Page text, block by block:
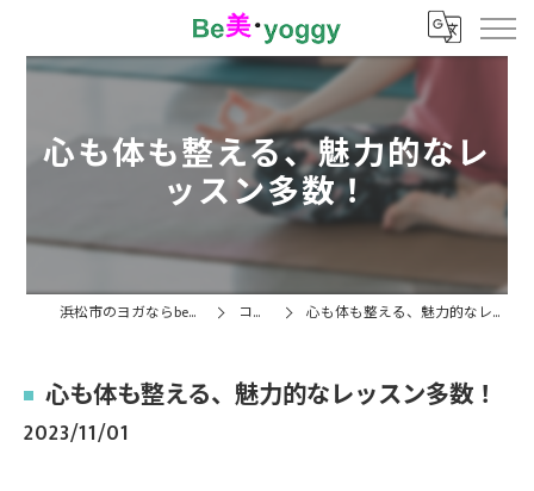
心も体も整える、魅力的なレ
ッスン多数！
浜松市のヨガならbe美・yoggy コラム 心も体も整える、魅力的なレッスン多数！
心も体も整える、魅力的なレッスン多数！
2023/11/01